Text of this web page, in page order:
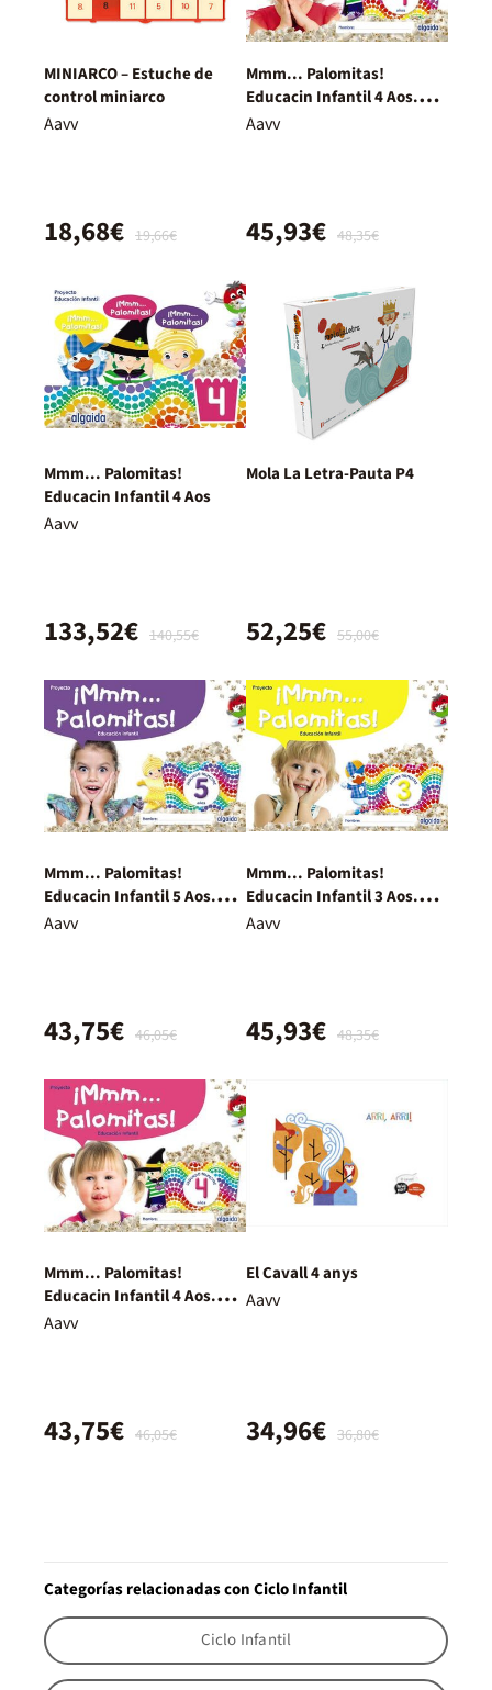
MINIARCO – Estuche de
control miniarco
Aavv
19,66€
18,68€
Mmm... Palomitas!
Educacin Infantil 4 Aos.
Primer Trimestre
Aavv
48,35€
45,93€
Mmm... Palomitas!
Educacin Infantil 4 Aos
Aavv
140,55€
133,52€
Mola La Letra-Pauta P4
55,00€
52,25€
Mmm... Palomitas!
Educacin Infantil 5 Aos.
Segundo Trimestre
Aavv
46,05€
43,75€
Mmm... Palomitas!
Educacin Infantil 3 Aos.
Primer Trimestre
Aavv
48,35€
45,93€
Mmm... Palomitas!
Educacin Infantil 4 Aos.
Segundo Trimestre
Aavv
46,05€
43,75€
El Cavall 4 anys
Aavv
36,80€
34,96€
Categorías relacionadas con Ciclo Infantil
Ciclo Infantil